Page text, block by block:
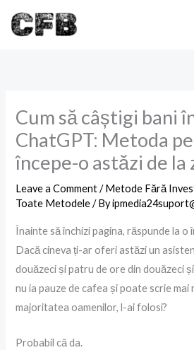
Cum să câștigi bani
ChatGPT: Metoda
începe-o astăzi de la
Leave a Comment /Metode Fără
Toate Metodele/ By
Înainte să închizi pagina, răspunde la o
Dacă cineva ți-ar oferi astăzi un
douăzeci și patru de ore din douăzeci
nu ia pauze de cafea și poate scrie mai
majoritatea oamenilor, l-ai folosi?
Probabil că da.